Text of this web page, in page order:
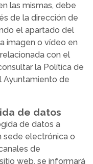
las mismas, debe
de la dirección de
el apartado del
imagen o vídeo en
con el
la Política de
Ayuntamiento de
de datos
de datos a
sede electrónica o
de
web, se informará